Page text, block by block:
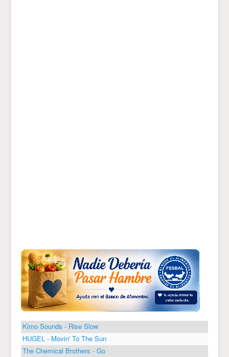
Kimo Sounds - Rise Slow
HUGEL - Movin' To The Sun
The Chemical Brothers - Go